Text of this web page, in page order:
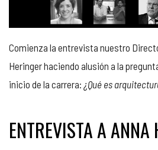
Comienza la entrevista nuestro
Heringer haciendo alusión a la
inicio de la carrera: ¿Qué es
ENTREVISTA A ANNA